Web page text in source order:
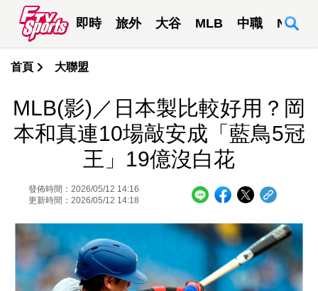
即時 旅外 大谷 MLB 中職 NBA
首頁 大聯盟
MLB(影)／日本製比較好用？岡
本和真連10場敲安成「藍鳥5冠
王」19億沒白花
發佈時間：2026/05/12 14:16
更新時間：2026/05/12 14:18